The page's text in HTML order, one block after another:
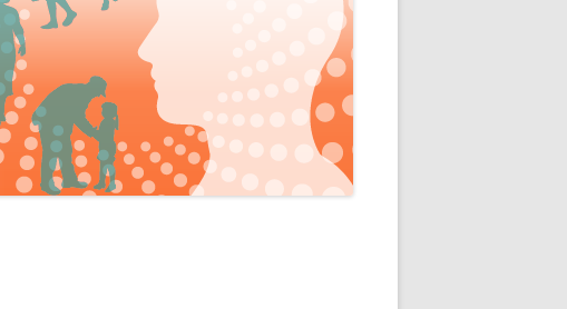
ZURICH PLENARY SESSION
POSTER SESSION
SOCIAL EVENING